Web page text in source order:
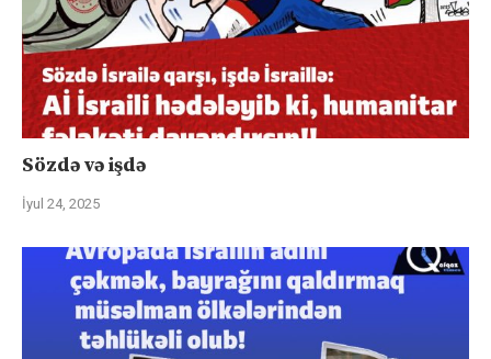
Sözdə və işdə
İyul 24, 2025